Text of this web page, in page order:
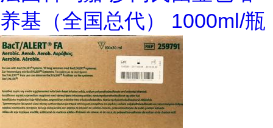
养基（全国总代） 1000ml/瓶